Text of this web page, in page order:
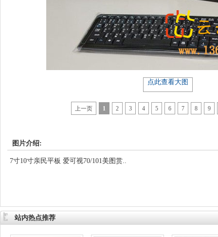
点此查看大图
上一页 1 2 3 4 5 6 7 8 9
图片介绍:
7寸10寸亲民平板 爱可视70/101美图赏..
站内热点推荐